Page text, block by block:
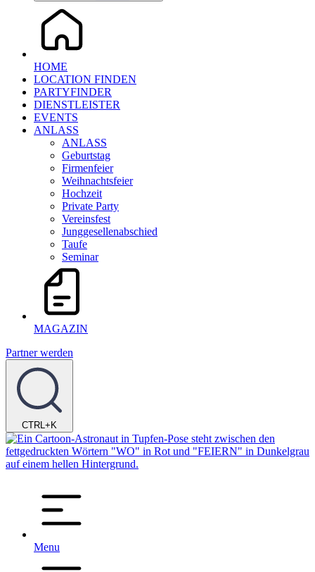
HOME
LOCATION FINDEN
PARTYFINDER
DIENSTLEISTER
EVENTS
ANLASS
ANLASS
Geburtstag
Firmenfeier
Weihnachtsfeier
Hochzeit
Private Party
Vereinsfest
Junggesellenabschied
Taufe
Seminar
MAGAZIN
Partner werden
CTRL+K
Menu